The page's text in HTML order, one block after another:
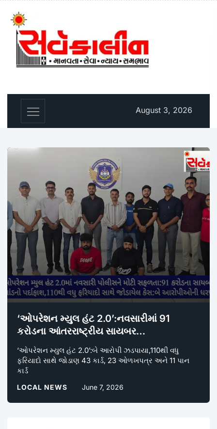
August 3, 2026
‘ઓપરેશન મ્યુલ હંટ 2.0’:નવસારીમાં 91
કરોડના આંતરરાષ્ટ્રીય સાયબર…
‘ઓપરેશન મ્યુલ હંટ 2.0’:બે આરોપી ઝડપાયા,110થી વધુ
ફરિયાદો સાથે જોડાણ 43 કાર્ડ, 23 ઓળખપત્ર અને 11 પાન
કાર્ડ
LOCAL NEWS June 7, 2026